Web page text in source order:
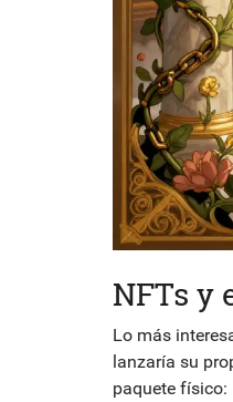
NFTs y
Lo más
lanzaría su
paquete físico: